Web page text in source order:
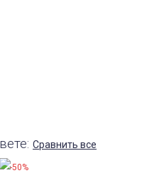
Сравнить все
-50%